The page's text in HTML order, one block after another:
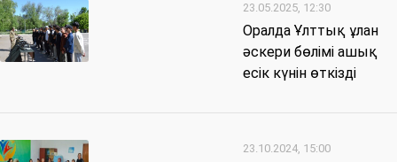
23.05.2025, 12:30
Оралда Ұлттық ұлан
әскери бөлімі ашық
есік күнін өткізді
23.10.2024, 15:00